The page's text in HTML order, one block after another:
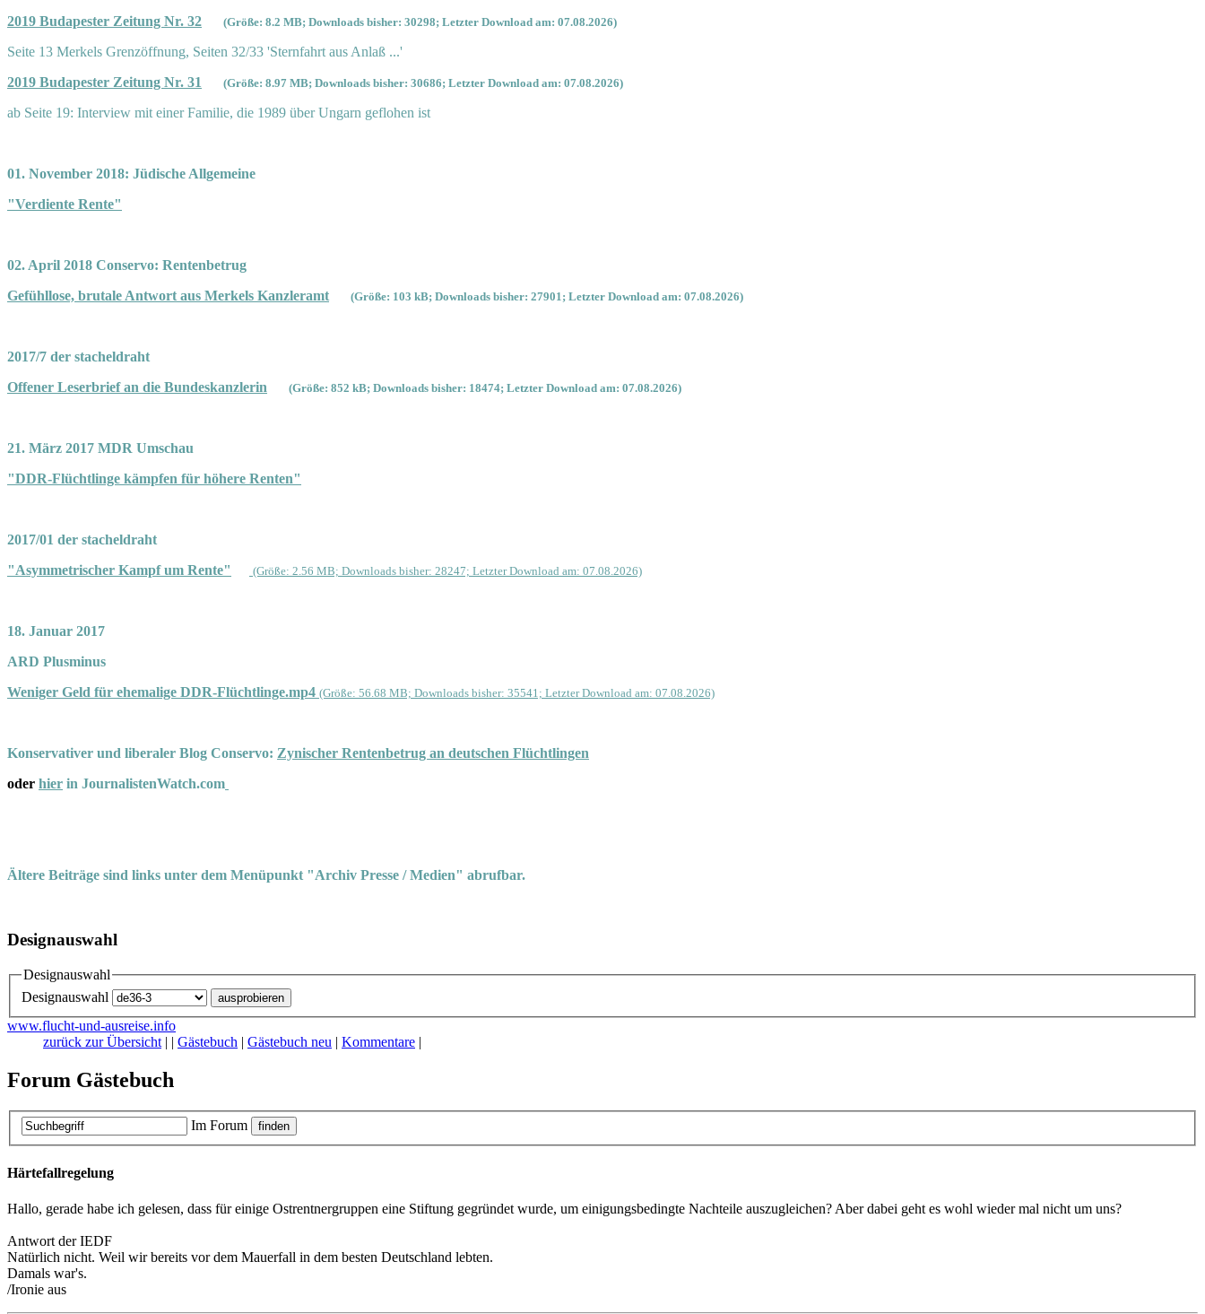
2019 Budapester Zeitung Nr. 32 (Größe: 8.2 MB; Downloads bisher: 30298; Letzter Download am: 07.08.2026)
Seite 13 Merkels Grenzöffnung, Seiten 32/33 'Sternfahrt aus Anlaß ...'
2019 Budapester Zeitung Nr. 31
(Größe: 8.97 MB; Downloads bisher: 30686; Letzter Download am: 07.08.2026)
ab Seite 19: Interview mit einer Familie, die 1989 über Ungarn geflohen ist
01. November 2018: Jüdische Allgemeine
"Verdiente Rente"
02. April 2018 Conservo: Rentenbetrug
Gefühllose, brutale Antwort aus Merkels Kanzleramt
(Größe: 103 kB; Downloads bisher: 27901; Letzter Download am: 07.08.2026)
2017/7 der stacheldraht
Offener Leserbrief an die Bundeskanzlerin
(Größe: 852 kB; Downloads bisher: 18474; Letzter Download am: 07.08.2026)
21. März 2017 MDR Umschau
"DDR-Flüchtlinge kämpfen für höhere Renten"
2017/01 der stacheldraht
"Asymmetrischer Kampf um Rente"
(Größe: 2.56 MB; Downloads bisher: 28247; Letzter Download am: 07.08.2026)
18. Januar 2017
ARD Plusminus
Weniger Geld für ehemalige DDR-Flüchtlinge.mp4 (Größe: 56.68 MB; Downloads bisher: 35541; Letzter Download am: 07.08.2026)
Konservativer und liberaler Blog Conservo: Zynischer Rentenbetrug an deutschen Flüchtlingen
oder hier in JournalistenWatch.com
Ältere Beiträge sind links unter dem Menüpunkt "Archiv Presse / Medien" abrufbar.
Designauswahl
Designauswahl
Designauswahl
www.flucht-und-ausreise.info
zurück zur Übersicht | | Gästebuch | Gästebuch neu | Kommentare |
Forum Gästebuch
Im Forum
Härtefallregelung
Hallo, gerade habe ich gelesen, dass für einige Ostrentnergruppen eine Stiftung gegründet wurde, um einigungsbedingte Nachteile auszugleichen? Aber dabei geht es wohl wieder mal nicht um uns?
Antwort der IEDF
Natürlich nicht. Weil wir bereits vor dem Mauerfall in dem besten Deutschland lebten.
Damals war's.
/Ironie aus